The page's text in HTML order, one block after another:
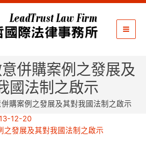
併購案例之發展及
國法制之啟示
併購案例之發展及其對我國法制之啟示
12-20
之發展及其對我國法制之啟示